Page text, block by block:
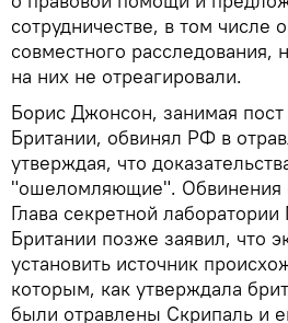
сотрудничестве, в том числе
совместного расследования,
на них не отреагировали.
Борис Джонсон, занимая
Британии, обвинял РФ в
утверждая, что
"ошеломляющие". Обвинения
Глава секретной
Британии позже заявил, что
установить источник
которым, как утверждала
были отравлены Скрипаль и